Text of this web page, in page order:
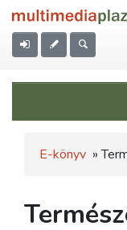
E-könyv »